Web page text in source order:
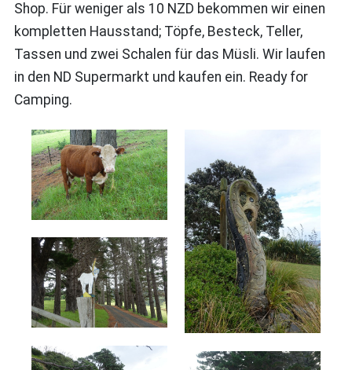
Shop. Für weniger als 10 NZD bekommen wir einen
kompletten Hausstand; Töpfe, Besteck, Teller,
Tassen und zwei Schalen für das Müsli. Wir laufen
in den ND Supermarkt und kaufen ein. Ready for
Camping.